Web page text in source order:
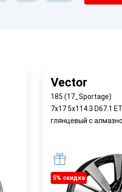
Vector
185 (17_Sportage)
7x17 5x114.3 D67.1
глянцевый с
5% cкидка